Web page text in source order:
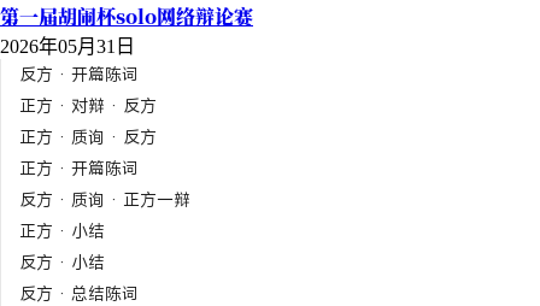
第一届胡闹杯solo网络辩论赛
2026年05月31日
反方 · 开篇陈词
正方 · 对辩 · 反方
正方 · 质询 · 反方
正方 · 开篇陈词
反方 · 质询 · 正方一辩
正方 · 小结
反方 · 小结
反方 · 总结陈词